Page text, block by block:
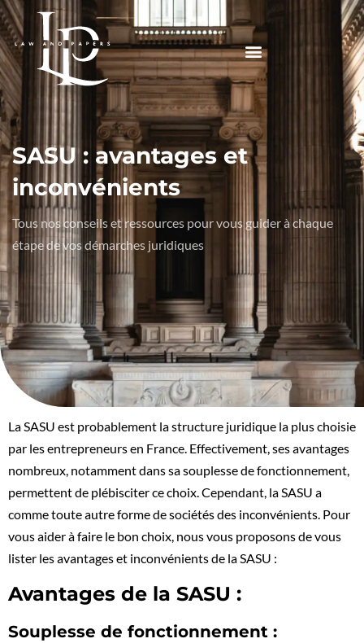
SASU : avantages et
inconvénients​
Tous nos conseils et ressources pour vous guider à chaque
étape de vos démarches juridiques
La SASU est probablement la structure juridique la plus choisie
par les entrepreneurs en France. Effectivement, ses avantages
nombreux, notamment dans sa souplesse de fonctionnement,
permettent de plébisciter ce choix. Cependant, la SASU a
comme toute autre forme de sociétés des inconvénients. Pour
vous aider à faire le bon choix, nous vous proposons de vous
lister les avantages et inconvénients de la SASU :
Avantages de la SASU :
Souplesse de fonctionnement :